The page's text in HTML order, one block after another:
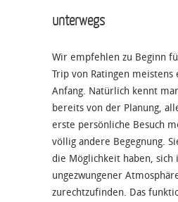
unterwegs
Wir empfehlen zu Beginn
Trip von Ratingen meistens
Anfang. Natürlich kennt
bereits von der Planung,
erste persönliche Besuch
völlig andere Begegnung.
die Möglichkeit haben, sich
ungezwungener
zurechtzufinden. Das